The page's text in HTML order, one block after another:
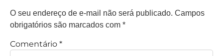
O seu endereço de e-mail não será publicado. Campos
obrigatórios são marcados com *
Comentário *